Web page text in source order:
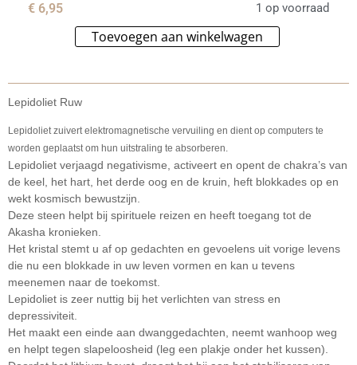
€ 6,95 1 op voorraad
Toevoegen aan winkelwagen
Lepidoliet Ruw
Lepidoliet zuivert elektromagnetische vervuiling en dient op computers te
worden geplaatst om hun uitstraling te absorberen.
Lepidoliet verjaagd negativisme, activeert en opent de chakra’s van
de keel, het hart, het derde oog en de kruin, heft blokkades op en
wekt kosmisch bewustzijn.
Deze steen helpt bij spirituele reizen en heeft toegang tot de
Akasha kronieken.
Het kristal stemt u af op gedachten en gevoelens uit vorige levens
die nu een blokkade in uw leven vormen en kan u tevens
meenemen naar de toekomst.
Lepidoliet is zeer nuttig bij het verlichten van stress en
depressiviteit.
Het maakt een einde aan dwanggedachten, neemt wanhoop weg
en helpt tegen slapeloosheid (leg een plakje onder het kussen).